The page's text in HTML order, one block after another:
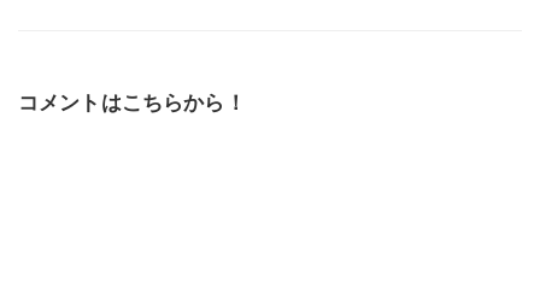
コメントはこちらから！